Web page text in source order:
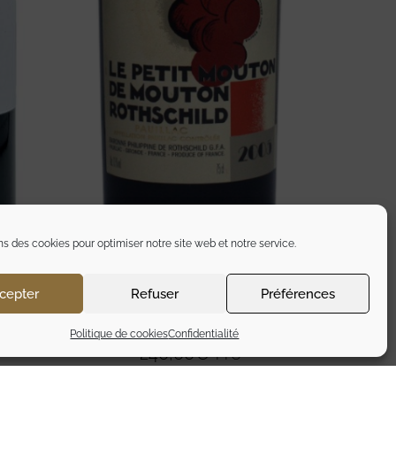
des cookies pour optimiser notre site web et notre service.
Refuser Préférences
Politique de cookiesConfidentialité
240,00€ TTC